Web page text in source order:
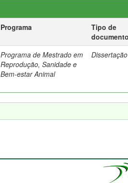
Programa
Tipo de
documento
Programa de Mestrado em
Reprodução, Sanidade e
Bem-estar Animal
Dissertação